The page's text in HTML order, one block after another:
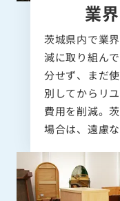
業
茨城県内で業
減に取り組ん
分せず、まだ
別してからリ
費用を削減。
場合は、遠慮